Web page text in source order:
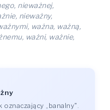
nieważnej,
nieważny,
ważna, ważną,
ważni, ważnie,
oznaczający „banalny".